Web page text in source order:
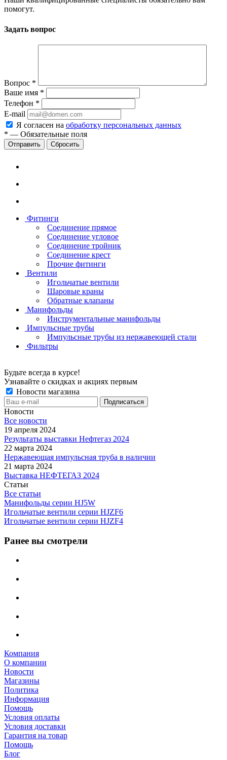
помогут.
Задать вопрос
Вопрос *
Ваше имя *
Телефон *
E-mail
Я согласен на обработку персональных данных
* — Обязательные поля
Сбросить
Фитинги
Соединение прямое
Соединение угловое
Соединение тройник
Соединение крест
Прочие фитинги
Вентили
Игольчатые вентили
Шаровые краны
Обратные клапаны
Манифольды
Инструментальные манифольды
Импульсные трубы
Импульсные трубы из нержавеющей стали
Фильтры
Будьте всегда в курсе!
Узнавайте о скидках и акциях первым
Новости магазина
Новости
Все новости
19 апреля 2024
Результаты выставки Нефтегаз 2024
22 марта 2024
Нержавеющая импульсная труба в наличии
21 марта 2024
Выставка НЕФТЕГАЗ 2024
Статьи
Все статьи
Манифольды серии HJ5W
Игольчатые вентили серии HJZF6
Игольчатые вентили серии HJZF4
Ранее вы смотрели
Компания
О компании
Новости
Магазины
Политика
Информация
Помощь
Условия оплаты
Условия доставки
Гарантия на товар
Помощь
Блог